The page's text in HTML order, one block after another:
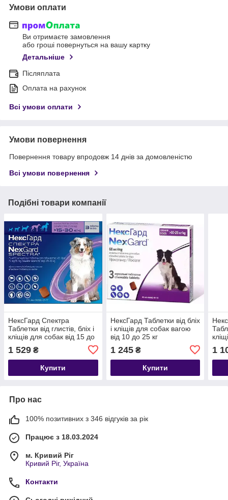
Умови оплати
Ви отримаєте замовлення
або гроші повернуться на вашу картку
Детальніше
Післяплата
Оплата на рахунок
Всі умови оплати
Умови повернення
Повернення товару впродовж 14 днів за домовленістю
Всі умови повернення
Подібні товари компанії
НексГард Спектра
Таблетки від глистів, бліх і
кліщів для собак від 15 до
1 529 ₴
Купити
НексГард Таблетки від бліх
і кліщів для собак вагою
від 10 до 25 кг
1 245₴
Купити
1
Про нас
100% позитивних з 346 відгуків за рік
Працює з 18.03.2024
м. Кривий Ріг
Кривий Ріг, Україна
Контакти